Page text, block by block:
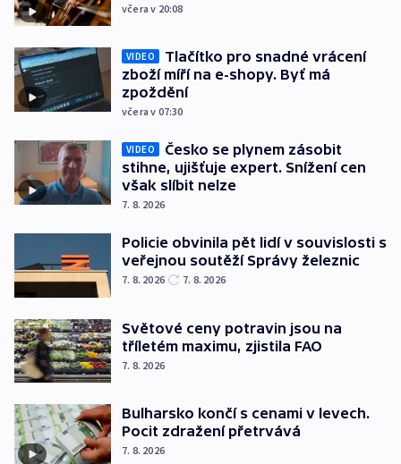
včera v 20:08
VIDEO
Tlačítko pro snadné vrácení
zboží míří na e-shopy. Byť má
zpoždění
včera v 07:30
VIDEO
Česko se plynem zásobit
stihne, ujišťuje expert. Snížení cen
však slíbit nelze
7. 8. 2026
Policie obvinila pět lidí v souvislosti s
veřejnou soutěží Správy železnic
7. 8. 2026 7. 8. 2026
Světové ceny potravin jsou na
tříletém maximu, zjistila FAO
7. 8. 2026
Bulharsko končí s cenami v levech.
Pocit zdražení přetrvává
7. 8. 2026